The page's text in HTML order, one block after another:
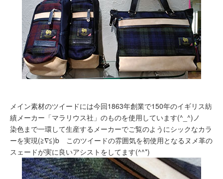
メイン素材のツイードには今回1863年創業で150年のイギリス紡
績メーカー「マラリウス社」のものを使用しています(^_^)ノ
染色まで一環して生産するメーカーでご覧のようにシックなカラ
ーを実現(≧∇≦)b このツイードの雰囲気を初使用となるヌメ革の
スェードが実に良いアシストをしてます(^^*)